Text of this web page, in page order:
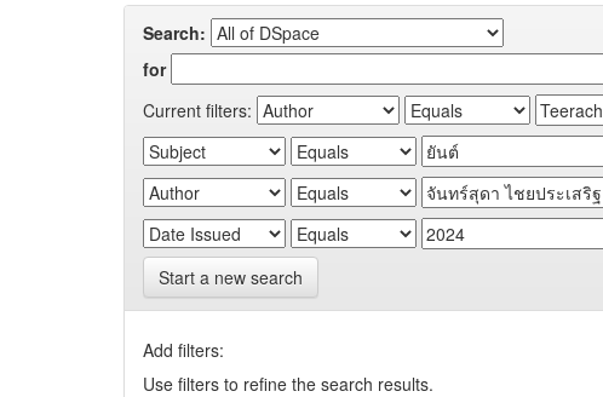
Search:
for
Current filters:
Start a new search
Add filters:
Use filters to refine the search results.